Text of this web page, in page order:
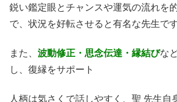
鋭い鑑定眼とチャンスや運気の流れを
で、状況を好転させると有名な先生で
また、 波動修正・思念伝達・縁結びな
し、復縁をサポート
人柄は気さくで話しやすく、聖 先生自